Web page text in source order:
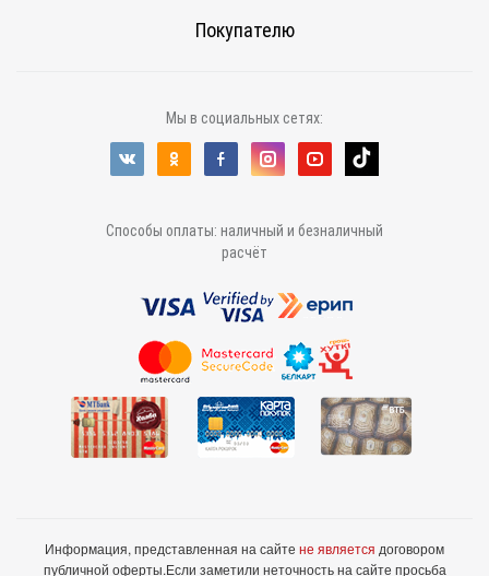
Покупателю
Мы в социальных сетях:
Способы оплаты: наличный и безналичный
расчёт
Информация, представленная на сайте не является договором
публичной оферты.Если заметили неточность на сайте просьба